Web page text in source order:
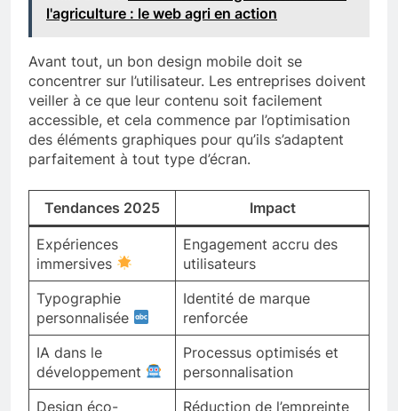
l'agriculture : le web agri en action
Avant tout, un bon design mobile doit se
concentrer sur l’utilisateur. Les entreprises doivent
veiller à ce que leur contenu soit facilement
accessible, et cela commence par l’optimisation
des éléments graphiques pour qu’ils s’adaptent
parfaitement à tout type d’écran.
Tendances 2025 Impact
Expériences
immersives
Engagement accru des
utilisateurs
Typographie
personnalisée
Identité de marque
renforcée
IA dans le
développement
Processus optimisés et
personnalisation
Design éco-
Réduction de l’empreinte